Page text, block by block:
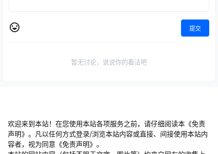
提交
暂无讨论，说说你的看法吧
欢迎来到本站！在您使用本站各项服务之前，请仔细阅读本《免责
声明》。凡以任何方式登录/浏览本站内容或直接、间接使用本站内
容者，视为同意《免责声明》。